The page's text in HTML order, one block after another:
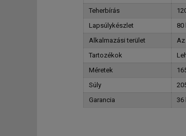
Teherbírás
Lapsúlykészlet
80
Alkalmazási terület
Tartozékok
Méretek
Súly
Garancia
36